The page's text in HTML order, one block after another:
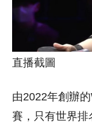
直播截圖
由2022年創辦
賽，只有世界排